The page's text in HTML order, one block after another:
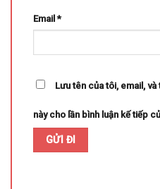
Email*
Lưu tên của tôi, email,
này cho lần bình luận kế tiếp